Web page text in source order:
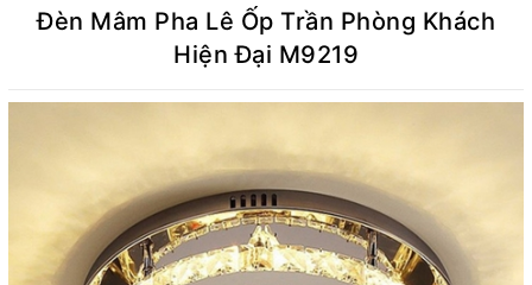
Đèn Mâm Pha Lê Ốp Trần Phòng Khách
Hiện Đại M9219